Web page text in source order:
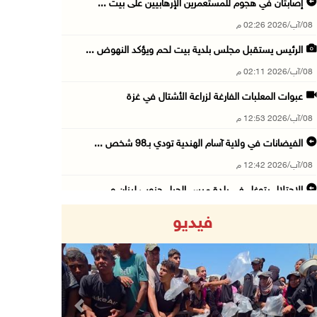
إصابتان في هجوم للمستعمرين الإرهابيين على بيت ...
08/آب/2026 02:26 م
الرئيس يستقبل مجلس بلدية بيت لحم ويؤكد النهوض ...
08/آب/2026 02:11 م
عبوات المعلبات الفارغة لزراعة الأشتال في غزة
08/آب/2026 12:53 م
الفيضانات في ولاية آسام الهندية تودي بـ98 شخص ...
08/آب/2026 12:42 م
الاحتلال يتوغل في بلدة ميس الجبل جنوب لبنان و ...
08/آب/2026 12:30 م
الإعصار "دولفين" يضرب أوكيناوا باليابان والصي ...
08/آب/2026 12:08 م
فيديو
Previous Next